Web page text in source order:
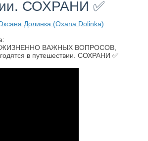
СОХРАНИ ✅
Долинка (Oxana Dolinka)